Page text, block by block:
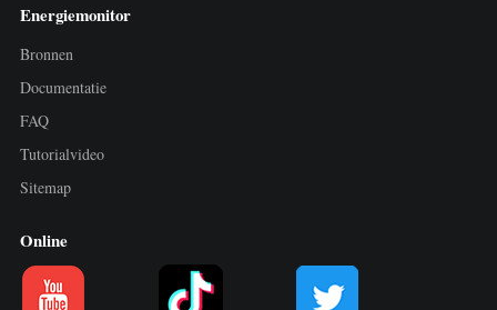
Energiemonitor
Bronnen
Documentatie
FAQ
Tutorialvideo
Sitemap
Online